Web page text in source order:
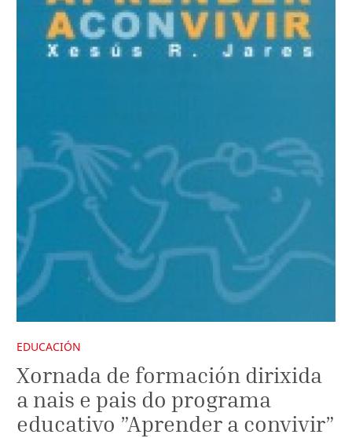
EDUCACIÓN
Xornada de formación dirixida
a nais e pais do programa
educativo ”Aprender a convivir”